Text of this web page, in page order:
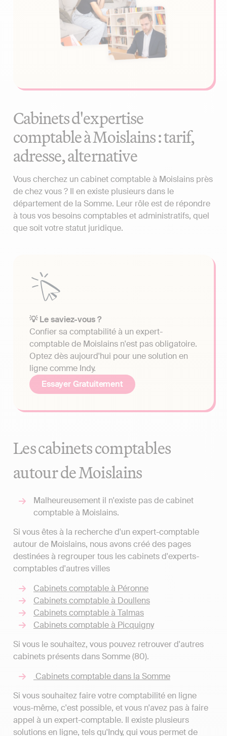
Cabinets d'expertise
comptable à Moislains : tarif,
adresse, alternative
Vous cherchez un cabinet comptable à Moislains près
de chez vous ? Il en existe plusieurs dans le
département de la Somme. Leur rôle est de répondre
à tous vos besoins comptables et administratifs, quel
que soit votre statut juridique.
💡 Le saviez-vous ?
Confier sa comptabilité à un expert-
comptable de Moislains n'est pas obligatoire.
Optez dès aujourd'hui pour une solution en
ligne comme Indy.
Essayer Gratuitement
Les cabinets comptables
autour de Moislains
Malheureusement il n'existe pas de cabinet
comptable à Moislains.
Si vous êtes à la recherche d'un expert-comptable
autour de Moislains, nous avons créé des pages
destinées à regrouper tous les cabinets d'experts-
comptables d'autres villes
Cabinets comptable à Péronne
Cabinets comptable à Doullens
Cabinets comptable à Talmas
Cabinets comptable à Picquigny
Si vous le souhaitez, vous pouvez retrouver d'autres
cabinets présents dans Somme (80).
Cabinets comptable dans la Somme
Si vous souhaitez faire votre comptabilité en ligne
vous-même, c'est possible, et vous n'avez pas à faire
appel à un expert-comptable. Il existe plusieurs
solutions en ligne, tels qu'Indy, qui vous permet de